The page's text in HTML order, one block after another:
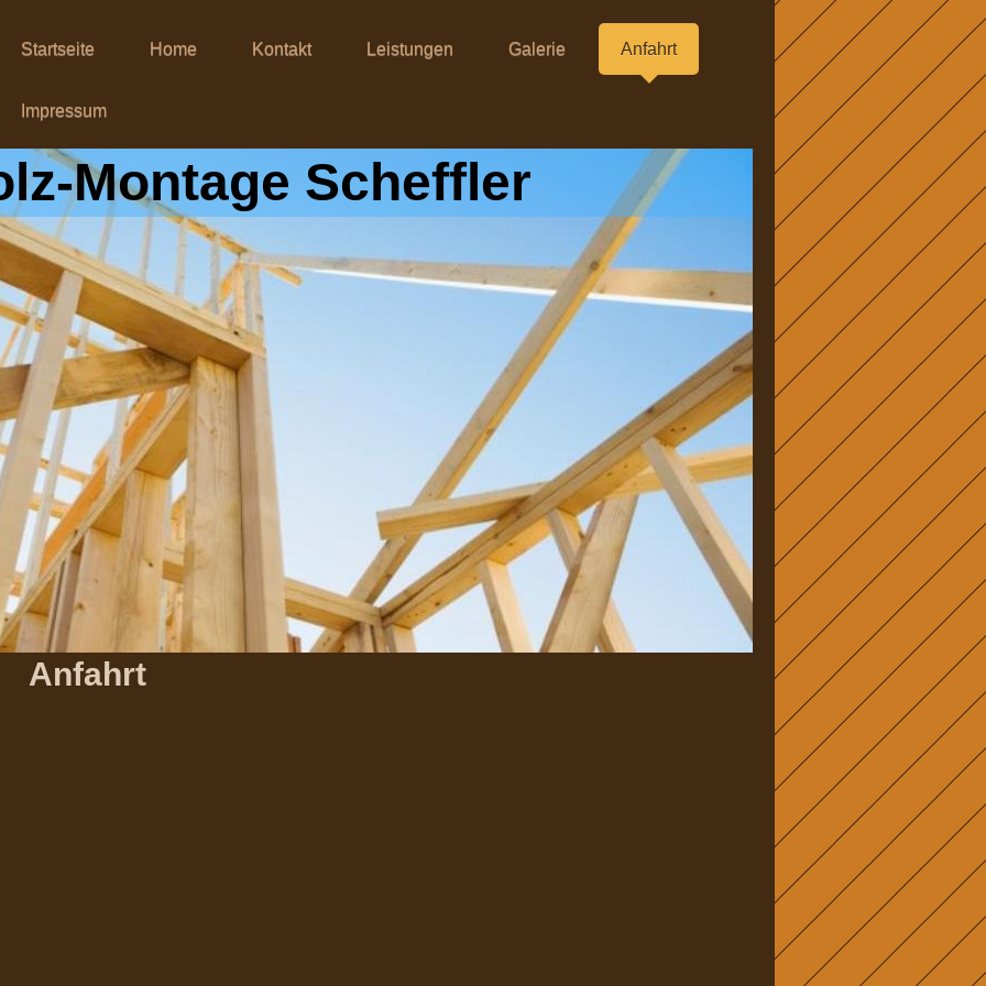
Startseite Home Kontakt Leistungen Galerie Anfahrt
Impressum
Montage Scheffler
Anfahrt